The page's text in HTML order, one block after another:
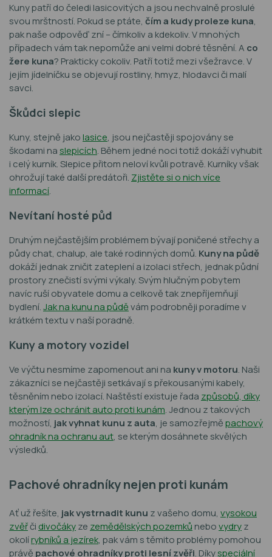
Kuny patří do čeledi lasicovitých a jsou nechvalně proslulé
svou mrštností. Pokud se ptáte, čím a kudy proleze kuna,
pak naše odpověď zní – čímkoliv a kdekoliv. V mnohých
případech vám tak nepomůže ani velmi dobré těsnění. A co
žere kuna? Prakticky cokoliv. Patří totiž mezi všežravce. V
jejím jídelníčku se objevují rostliny, hmyz, hlodavci či malí
savci.
Škůdci slepic
Kuny, stejně jakolasice, jsou nejčastěji spojovány se
škodami na slepicích. Během jedné noci totiž dokáží vyhubit
i celý kurník. Slepice přitom neloví kvůli potravě. Kurníky však
ohrožují také další predátoři. Zjistěte si o nich více
informací.
Nevítaní hosté půd
Druhým nejčastějším problémem bývají poničené střechy a
půdy chat, chalup, ale také rodinných domů. Kuny na půdě
dokáží jednak zničit zateplení a izolaci střech, jednak půdní
prostory znečistí svými výkaly. Svým hlučným pobytem
navíc ruší obyvatele domu a celkově tak znepříjemňují
bydlení.Jak na kunu na půděvám podrobněji poradíme v
krátkém textu v naší poradně.
Kuny a motory vozidel
Ve výčtu nesmíme zapomenout ani na kuny v motoru. Naši
zákazníci se nejčastěji setkávají s překousanými kabely,
těsněním nebo izolací. Naštěstí existuje řada způsobů, díky
kterým lze ochránit auto proti kunám. Jednou z takových
možností, jak vyhnat kunu z auta, je samozřejměpachový
ohradník na ochranu aut, se kterým dosáhnete skvělých
výsledků.
Pachové ohradníky nejen proti kunám
Ať už řešíte, jak vystrnadit kunu z vašeho domu, vysokou
zvěřči divočákyze zemědělských pozemků nebovydryz
okolírybníků a jezírek, pak vám s těmito problémy pomohou
právě pachové ohradníky proti lesní zvěři. Díkyspeciální